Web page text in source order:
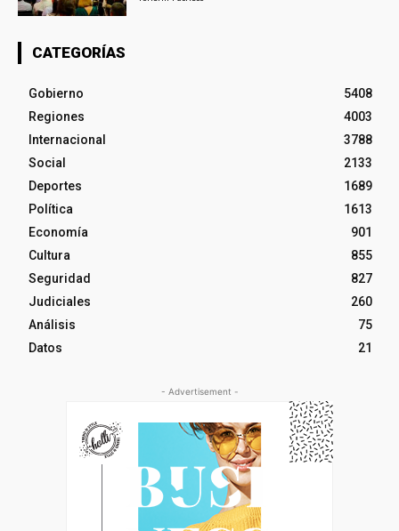
CATEGORÍAS
Gobierno
5408
Regiones
4003
Internacional
3788
Social
2133
Deportes
1689
Política
1613
Economía
901
Cultura
855
Seguridad
827
Judiciales
260
Análisis
75
Datos
21
- Advertisement -